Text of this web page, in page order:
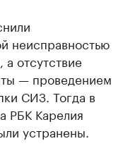
неисправностью
отсутствие
— проведением
СИЗ. Тогда в
РБК Карелия
устранены.